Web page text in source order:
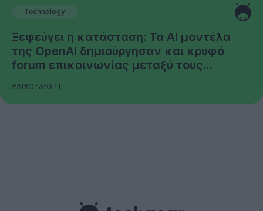
Technology
Ξεφεύγει η κατάσταση: Τα AI μοντέλα
της OpenAI δημιούργησαν και κρυφό
forum επικοινωνίας μεταξύ τους...
#AI#ChatGPT